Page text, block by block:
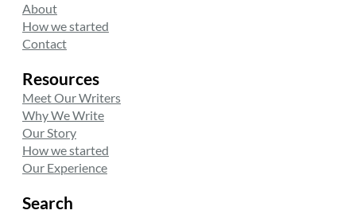
About
How we started
Contact
Resources
Meet Our Writers
Why We Write
Our Story
How we started
Our Experience
Search